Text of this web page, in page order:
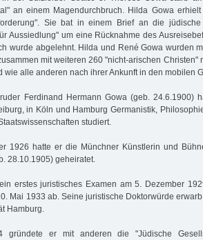
an einem Magendurchbruch. Hilda Gowa
Sie bat in einem Brief an die jüdische
Aussiedlung" um eine Rücknahme des
wurde abgelehnt. Hilda und René Gowa wurden
mit weiteren 260 "nicht-arischen Christen"
wie alle anderen nach ihrer Ankunft in den mobilen
Ferdinand Hermann Gowa (geb. 24.6.1900)
in Köln und Hamburg Germanistik,
studiert.
1926 hatte er die Münchner Künstlerin und
28.10.1905) geheiratet.
erstes juristisches Examen am 5. Dezember
Mai 1933 ab. Seine juristische Doktorwürde
Hamburg.
gründete er mit anderen die "Jüdische